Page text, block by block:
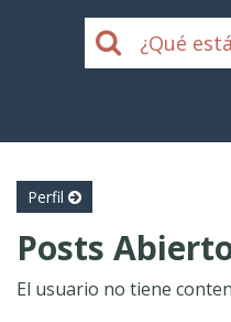
Perfil
Posts
El usuario no tiene